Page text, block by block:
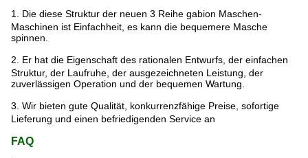
1.
Die diese Struktur der neuen 3 Reihe gabion Maschen-
Maschinen ist Einfachheit, es kann die bequemere Masche
spinnen.
2.
Er hat die Eigenschaft des rationalen Entwurfs, der einfachen
Struktur, der Laufruhe, der ausgezeichneten Leistung, der
zuverlässigen Operation und der bequemen Wartung.
3. Wir bieten gute Qualität, konkurrenzfähige Preise, sofortige
Lieferung und einen befriedigenden Service an
FAQ